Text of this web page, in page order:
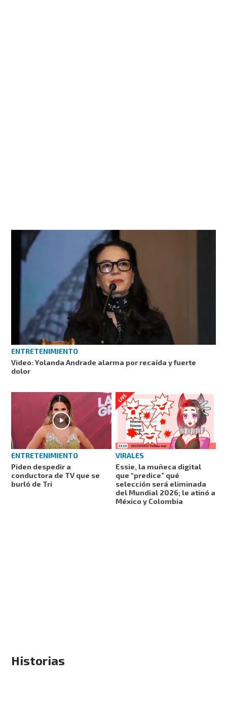
ENTRETENIMIENTO
Video: Yolanda Andrade alarma por recaída y fuerte
dolor
ENTRETENIMIENTO
Piden despedir a
conductora de TV que se
burló de Tri
VIRALES
Essie, la muñeca digital
que “predice” qué
selección será eliminada
del Mundial 2026; le atinó a
México y Colombia
Historias